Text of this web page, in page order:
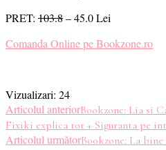
PRET: 103.8– 45.0 Lei
Comanda Online pe Bookzone.ro
Vizualizari: 24
Navigare
în
Articolul anteriorBookzone: Lia si
Fixiki explica tot + Siguranta pe
Articolul următorBookzone: La